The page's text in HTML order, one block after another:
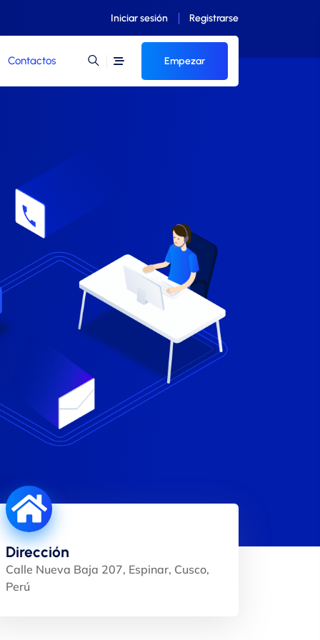
Iniciar sesión Registrarse
Contactos Empezar
Dirección
Calle Nueva Baja 207, Espinar, Cusco,
Perú